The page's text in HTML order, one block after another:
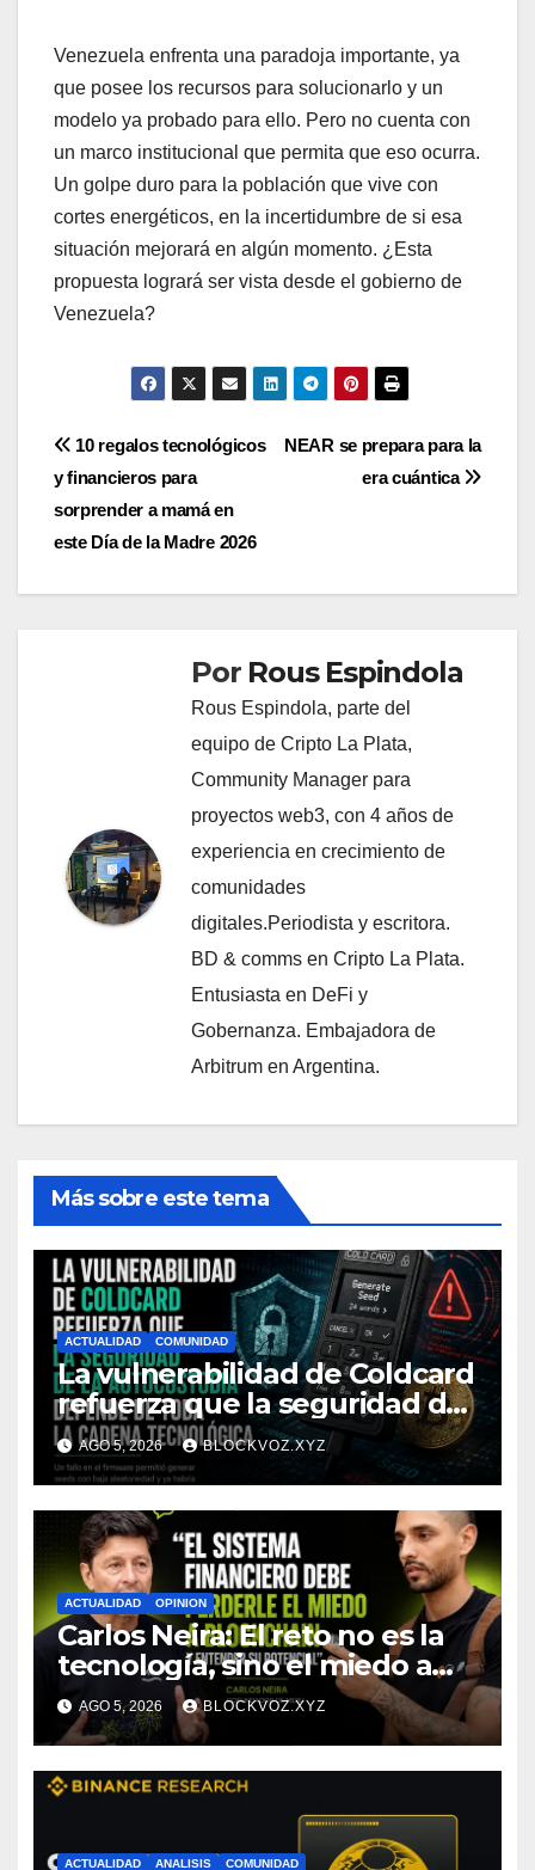
Venezuela enfrenta una paradoja importante, ya
que posee los recursos para solucionarlo y un
modelo ya probado para ello. Pero no cuenta con
un marco institucional que permita que eso ocurra.
Un golpe duro para la población que vive con
cortes energéticos, en la incertidumbre de si esa
situación mejorará en algún momento. ¿Esta
propuesta logrará ser vista desde el gobierno de
Venezuela?
Navegación
de
entradas
NEAR se prepara para la
era cuántica
10 regalos tecnológicos
y financieros para
sorprender a mamá en
este Día de la Madre 2026
Por Rous Espindola
Rous Espindola, parte del
equipo de Cripto La Plata,
Community Manager para
proyectos web3, con 4 años de
experiencia en crecimiento de
comunidades
digitales.Periodista y escritora.
BD & comms en Cripto La Plata.
Entusiasta en DeFi y
Gobernanza. Embajadora de
Arbitrum en Argentina.
Más sobre este tema
ACTUALIDAD COMUNIDAD
La vulnerabilidad de Coldcard
refuerza que la seguridad de
la autocustodia depende de
toda la cadena tecnológica,
afirma CoinEx Research
AGO 5, 2026 BLOCKVOZ.XYZ
ACTUALIDAD OPINION
Carlos Neira: El reto no es la
tecnología, sino el miedo a
entenderla
AGO 5, 2026 BLOCKVOZ.XYZ
ACTUALIDAD ANALISIS COMUNIDAD